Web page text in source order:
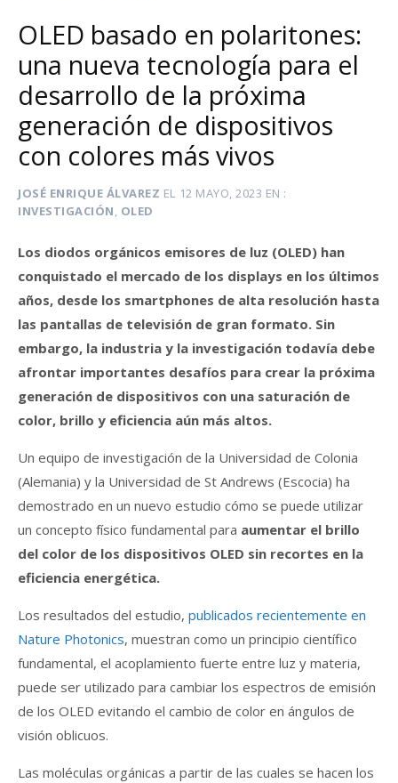
OLED basado en polaritones:
una nueva tecnología para el
desarrollo de la próxima
generación de dispositivos
con colores más vivos
JOSÉ ENRIQUE ÁLVAREZ EL 12 MAYO, 2023 EN
INVESTIGACIÓN, OLED
Los diodos orgánicos emisores de luz (OLED) han
conquistado el mercado de los displays en los últimos
años, desde los smartphones de alta resolución hasta
las pantallas de televisión de gran formato. Sin
embargo, la industria y la investigación todavía debe
afrontar importantes desafíos para crear la próxima
generación de dispositivos con una saturación de
color, brillo y eficiencia aún más altos.
Un equipo de investigación de la Universidad de Colonia
(Alemania) y la Universidad de St Andrews (Escocia) ha
demostrado en un nuevo estudio cómo se puede utilizar
un concepto físico fundamental para aumentar el brillo
del color de los dispositivos OLED sin recortes en la
eficiencia energética.
Los resultados del estudio, publicados recientemente en
Nature Photonics, muestran como un principio científico
fundamental, el acoplamiento fuerte entre luz y materia,
puede ser utilizado para cambiar los espectros de emisión
de los OLED evitando el cambio de color en ángulos de
visión oblicuos.
Las moléculas orgánicas a partir de las cuales se hacen los